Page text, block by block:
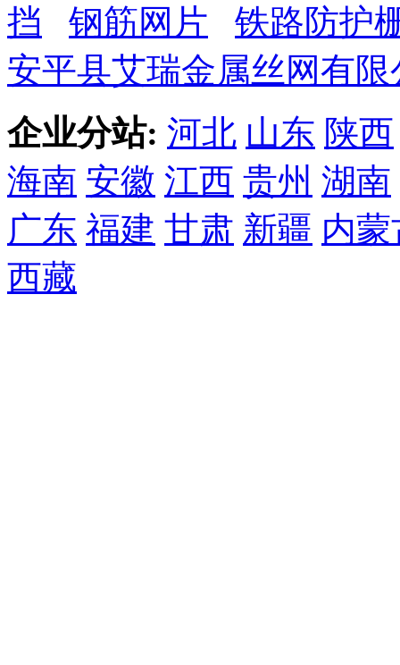
挡
钢筋网片
铁路防护
安平县艾瑞金属丝网有限
企业分站: 河北 山东 陕西
海南 安徽 江西 贵州 湖南
广东 福建 甘肃 新疆 内蒙
西藏